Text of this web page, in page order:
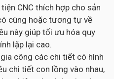
CNC thích hợp cho sản
cùng hoặc tương tự về
này giúp tối ưu hóa quy
lặp lại cao.
công các chi tiết có hình
chi tiết con lồng vào nhau,